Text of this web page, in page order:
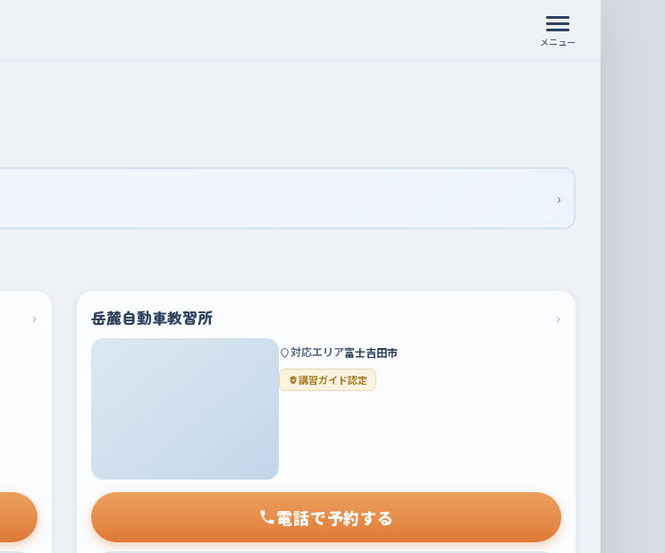
メニュー
›
› 岳麓自動車教習所 ›
対応エリア富士吉田市
講習ガイド認定
電話で予約する